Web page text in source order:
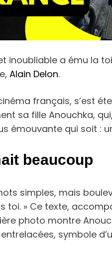
inoubliable a ému la
Alain Delon.
français, s’est
sa fille Anouchka,
émouvante qui soit :
beaucoup
simples, mais
toi. » Ce texte,
photo montre
symbole